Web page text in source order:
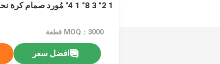
1 2" 3 8" 1 4" مُورد صمام كرة نحاسي صغير
MOQ：3000 قطعة
افضل سعر